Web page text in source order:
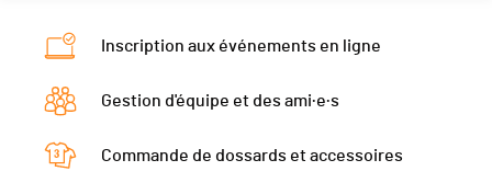
Inscription aux événements en ligne
Gestion d'équipe et des ami·e·s
Commande de dossards et accessoires